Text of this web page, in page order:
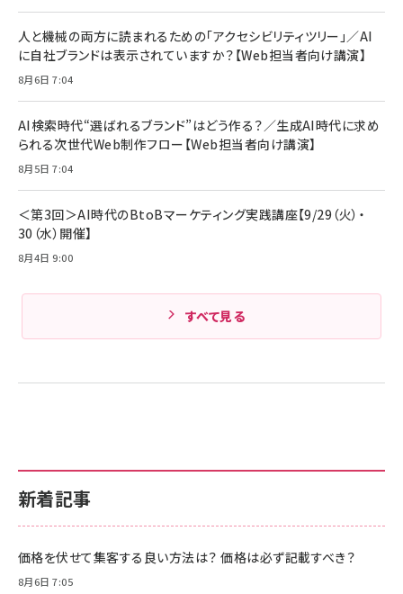
新着記事
価格を伏せて集客する良い方法は？ 価格は必ず記載すべき？
8月6日 7:05
人と機械の両方に読まれるための「アクセシビリティツリー」／AI
に自社ブランドは表示されていますか？【Web担当者向け講演】
8月6日 7:04
AI検索時代“選ばれるブランド”はどう作る？／生成AI時代に求め
られる次世代Web制作フロー【Web担当者向け講演】
8月5日 7:04
＜第3回＞AI時代のBtoBマーケティング実践講座【9/29（火）・
30（水）開催】
8月4日 9:00
すべて見る